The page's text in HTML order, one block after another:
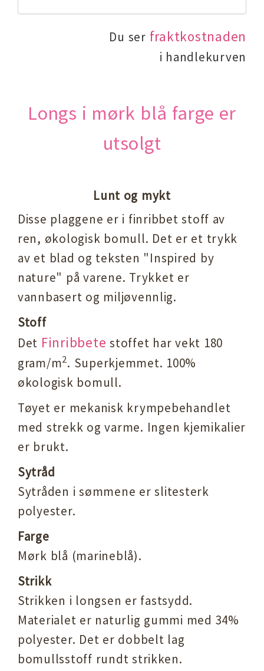
Du ser fraktkostnaden
i handlekurven
Longs i mørk blå farge er
utsolgt
Lunt og mykt
Disse plaggene er i finribbet stoff av
ren, økologisk bomull. Det er et trykk
av et blad og teksten "Inspired by
nature" på varene. Trykket er
vannbasert og miljøvennlig.
Stoff
Det Finribbete stoffet har vekt 180
gram/m2. Superkjemmet. 100%
økologisk bomull.
Tøyet er mekanisk krympebehandlet
med strekk og varme. Ingen kjemikalier
er brukt.
Sytråd
Sytråden i sømmene er slitesterk
polyester.
Farge
Mørk blå (marineblå).
Strikk
Strikken i longsen er fastsydd.
Materialet er naturlig gummi med 34%
polyester. Det er dobbelt lag
bomullsstoff rundt strikken.